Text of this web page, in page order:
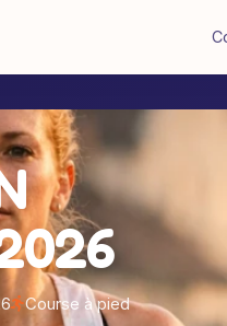
Course à pied